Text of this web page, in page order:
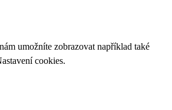
umožníte zobrazovat například také
cookies.